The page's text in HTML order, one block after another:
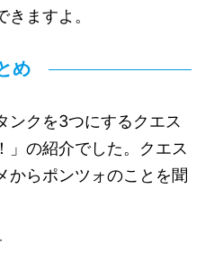
ますよ。
め
ンクを3つにするクエス
」の紹介でした。クエス
からポンツォのことを聞